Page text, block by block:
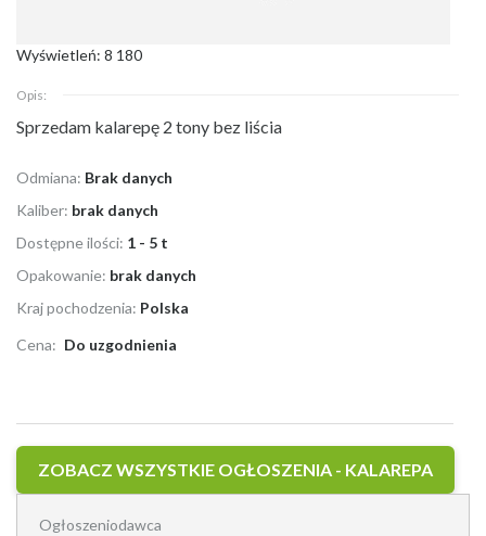
Wyświetleń: 8 180
Opis:
Sprzedam kalarepę 2 tony bez liścia
Odmiana: Brak danych
Kaliber: brak danych
Dostępne ilości: 1 - 5 t
Opakowanie: brak danych
Kraj pochodzenia: Polska
Cena: Do uzgodnienia
ZOBACZ WSZYSTKIE OGŁOSZENIA - KALAREPA
Ogłoszeniodawca